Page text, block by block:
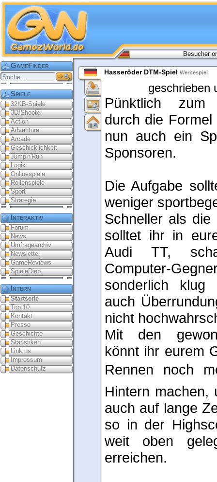
Besucher
GameFinder
Spiele
32KB-Spiele
3D/Shooter
Action
Adventure
Arcade
Geschicklichkeit
Jump'n'Run
Logik
Onlinespiele
Rollenspiele
Sport
Strategie
Interaktiv
Forum
News
Umfragearchiv
Newsletter
GameReviews
SpieleDieb
Intern
Startseite
Top 10
Kontakt
Presse
Geschichte
Statistiken
Link us
Impressum
Datenschutz
Hasseröder DTM-Spiel Werbespiel
geschrieben
Pünktlich zum
durch die
nun auch ein
Sponsoren.
Die Aufgabe
weniger
Schneller als
solltet ihr in
Audi TT,
Computer-
sonderlich
auch
nicht
Mit den
könnt ihr eurem
Rennen noch
Hintern machen,
auch auf lange
so in der
weit oben
erreichen.